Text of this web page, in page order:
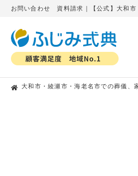
お問い合わせ 資料請求｜【公式】大和市
大和市・綾瀬市・海老名市での葬儀、